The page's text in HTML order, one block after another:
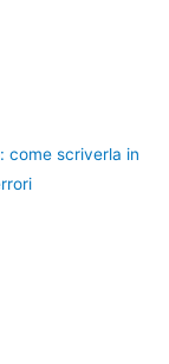
come scriverla in